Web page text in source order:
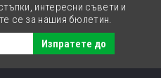
интересни съвети и
се за нашия бюлетин.
Изпратете до